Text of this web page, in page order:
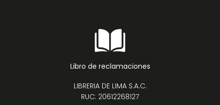
Libro de reclamaciones
LIBRERIA DE LIMA S.A.C.
RUC: 20612268127